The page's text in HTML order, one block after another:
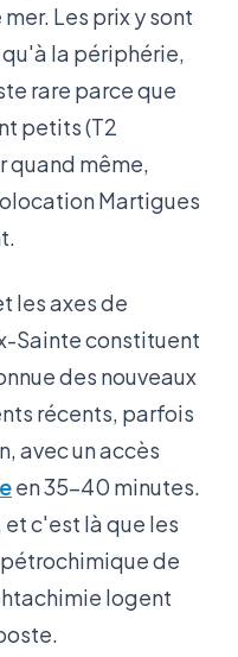
Les prix y sont
la périphérie,
rare parce que
petits (T2
quand même,
Martigues
les axes de
Sainte constituent
des nouveaux
récents, parfois
avec un accès
en 35-40 minutes.
et c'est là que les
de
logent